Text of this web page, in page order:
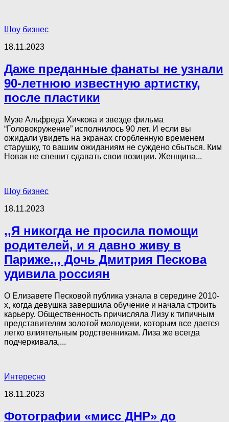
Шоу бизнес
18.11.2023
Даже преданные фанаты не узнали
90-летнюю известную артистку,
после пластики
Музе Альфреда Хичкока и звезде фильма
“Головокружение” исполнилось 90 лет. И если вы
ожидали увидеть на экранах сгорбленную временем
старушку, то вашим ожиданиям не суждено сбыться. Ким
Новак не спешит сдавать свои позиции. Женщина...
Шоу бизнес
18.11.2023
,,Я никогда не просила помощи
родителей, и я давно живу в
Париже.,, Дочь Дмитрия Пескова
удивила россиян
О Елизавете Песковой публика узнала в середине 2010-
х, когда девушка завершила обучение и начала строить
карьеру. Общественность причисляла Лизу к типичным
представителям золотой молодежи, которым все дается
легко влиятельным родственникам. Лиза же всегда
подчеркивала,...
Интересно
18.11.2023
Фотографии «мисс ДНР» до